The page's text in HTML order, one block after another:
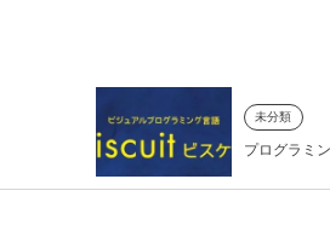
未分類
プログラミ